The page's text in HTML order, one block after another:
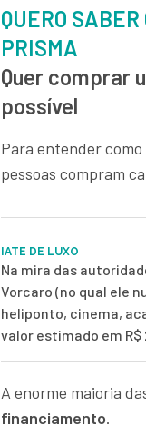
QUERO
PRISMA
Quer comprar
possível
Para entender
pessoas compram
IATE DE LUXO
Na mira das
Vorcaro (no qual ele
heliponto, cinema,
valor estimado em R$
A enorme maioria
financiamento.